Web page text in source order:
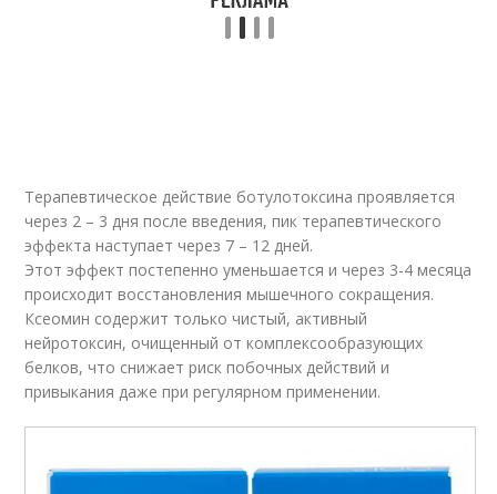
Терапевтическое действие ботулотоксина проявляется
через 2 – 3 дня после введения, пик терапевтического
эффекта наступает через 7 – 12 дней.
Этот эффект постепенно уменьшается и через 3-4 месяца
происходит восстановления мышечного сокращения.
Ксеомин содержит только чистый, активный
нейротоксин, очищенный от комплексообразующих
белков, что снижает риск побочных действий и
привыкания даже при регулярном применении.